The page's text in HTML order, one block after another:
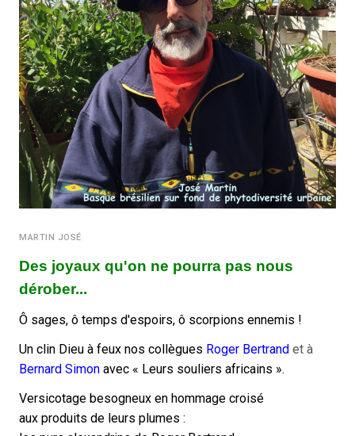
MARTIN JOSÉ
Des joyaux qu'on ne pourra pas nous
dérober...
Ô sages, ô temps d'espoirs, ô scorpions ennemis !
Un clin Dieu à feux nos collègues Roger Bertrand et à
Bernard Simon avec « Leurs souliers africains ».
Versicotage besogneux en hommage croisé
aux produits de leurs plumes :